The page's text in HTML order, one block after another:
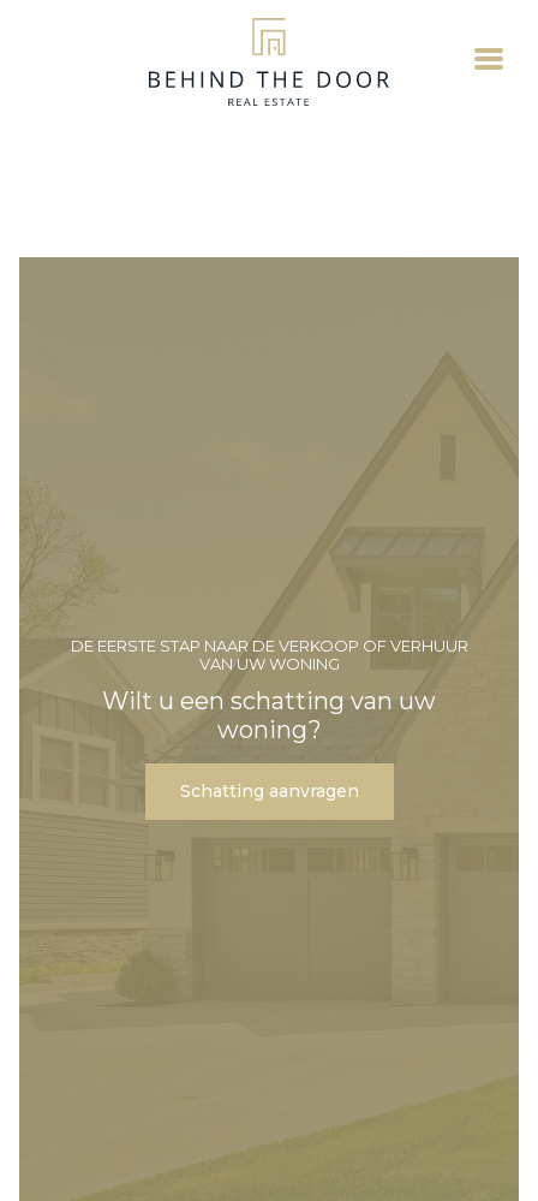
DE EERSTE STAP NAAR DE VERKOOP OF VERHUUR
VAN UW WONING
Wilt u een schatting van uw
woning?
Schatting aanvragen